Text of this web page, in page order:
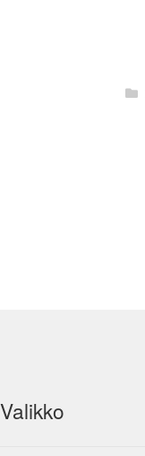
Valikko